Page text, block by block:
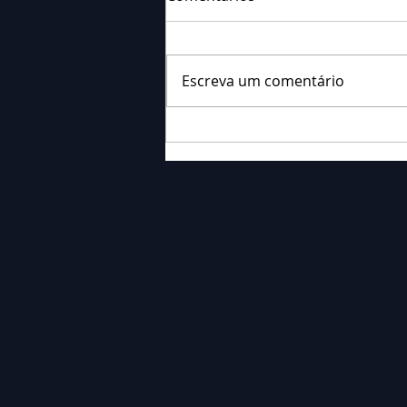
Falecimento: Sr. José dos
Santos Severino
Escreva um comentário